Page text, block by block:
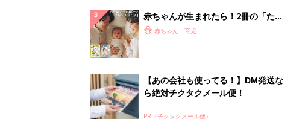
赤ちゃんが生まれたら！2冊の「たま
ひよ」
赤ちゃん・育児
【あの会社も使ってる！】DM発送な
ら絶対チクタクメール便！
PR（チクタクメール便）